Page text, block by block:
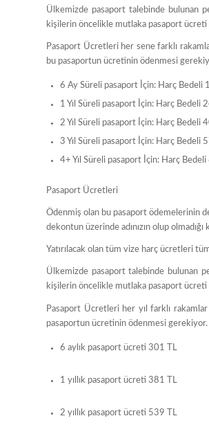
Ülkemizde pasaport talebinde bulunan
kişilerin öncelikle mutlaka pasaport
Pasaport Ücretleri her sene farklı
bu pasaportun ücretinin ödenmesi
6 Ay Süreli pasaport İçin: Harç
1 Yıl Süreli pasaport İçin: Harç
2 Yıl Süreli pasaport İçin: Harç
3 Yıl Süreli pasaport İçin: Harç
4+ Yıl Süreli pasaport İçin: Harç
Pasaport Ücretleri
Ödenmiş olan bu pasaport ödemelerinin
dekontun üzerinde adınızın olup
Yatırılacak olan tüm vize harç ücretleri
Ülkemizde pasaport talebinde bulunan
kişilerin öncelikle mutlaka pasaport
Pasaport Ücretleri her yıl farklı
pasaportun ücretinin ödenmesi
6 aylık pasaport ücreti 301 TL
1 yıllık pasaport ücreti 381 TL
2 yıllık pasaport ücreti 539 TL